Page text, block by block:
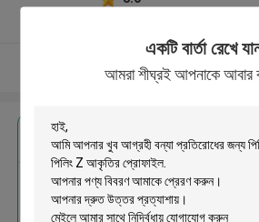
একটি বার্তা রেখে
আমরা শীঘ্রই আপনাকে
আরো দেখুন
এর সেরা মূল্য পান
বন্যা প্রতিরোধের জন্য
পিলিং Z আকৃতির